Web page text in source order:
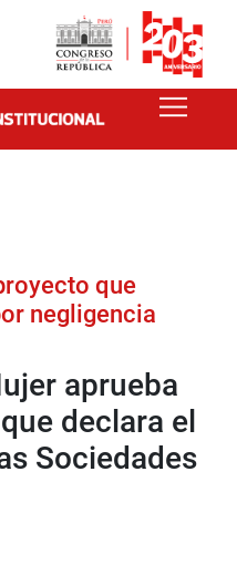
que
negligencia
aprueba
declara el
Sociedades